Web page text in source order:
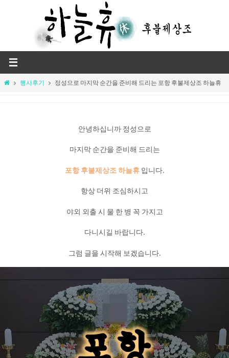
Home행사후기 정성으로 마지막 순간을 준비해 드리는 포항 후불제상조 하늘휴
안녕하십니까 정성으로
마지막 순간을 준비해 드리는
포항 후불제상조 하늘휴 입니다.
항상 더위 조심하시고
야외 외출 시 물 한 병 꼭 가지고
다니시길 바랍니다.
그럼 글을 시작해 보겠습니다.